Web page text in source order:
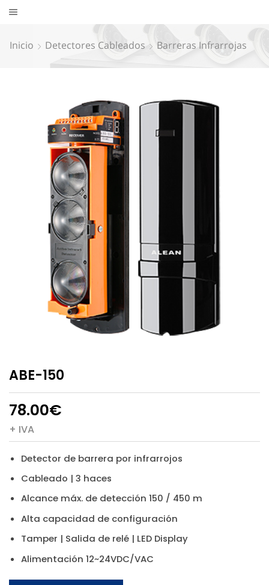
Inicio Detectores Cableados Barreras Infrarrojas
ABE-150
78.00€
+ IVA
Detector de barrera por infrarrojos
Cableado | 3 haces
Alcance máx. de detección 150 / 450 m
Alta capacidad de configuración
Tamper | Salida de relé | LED Display
Alimentación 12~24VDC/VAC